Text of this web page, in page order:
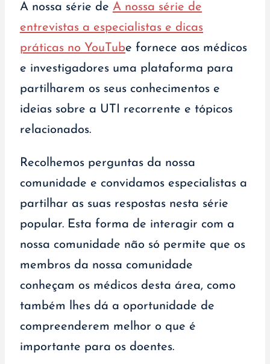
A nossa série de A nossa série de
entrevistas a especialistas e dicas
práticas no YouTube fornece aos médicos
e investigadores uma plataforma para
partilharem os seus conhecimentos e
ideias sobre a UTI recorrente e tópicos
relacionados.
Recolhemos perguntas da nossa
comunidade e convidamos especialistas a
partilhar as suas respostas nesta série
popular. Esta forma de interagir com a
nossa comunidade não só permite que os
membros da nossa comunidade
conheçam os médicos desta área, como
também lhes dá a oportunidade de
compreenderem melhor o que é
importante para os doentes.